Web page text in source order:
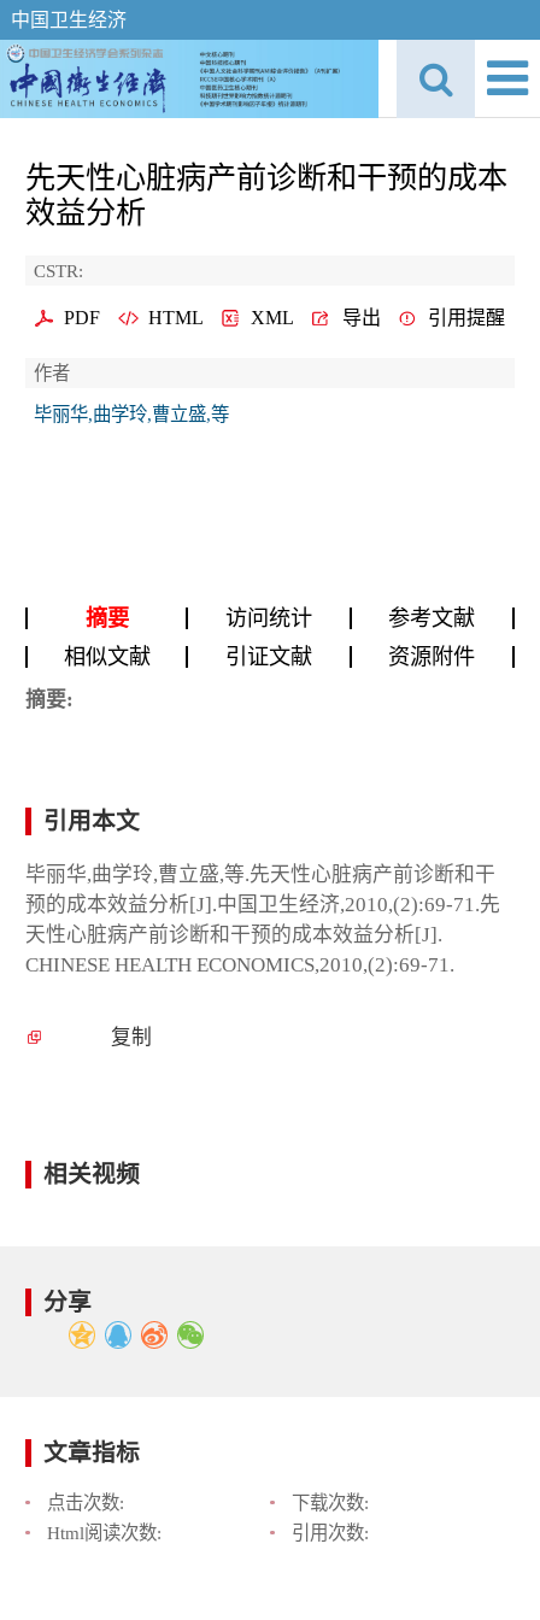
中国卫生经济
先天性心脏病产前诊断和干预的成本
效益分析
CSTR:
PDF HTML XML 导出 引用提醒
作者
毕丽华,曲学玲,曹立盛,等
摘要 访问统计
参考文献
相似文献
引证文献 资源附件
摘要:
引用本文
毕丽华,曲学玲,曹立盛,等.先天性心脏病产前诊断和干
预的成本效益分析[J].中国卫生经济,2010,(2):69-71.先
天性心脏病产前诊断和干预的成本效益分析[J].
CHINESE HEALTH ECONOMICS,2010,(2):69-71.
复制
相关视频
分享
文章指标
点击次数:
下载次数:
Html阅读次数:
引用次数: